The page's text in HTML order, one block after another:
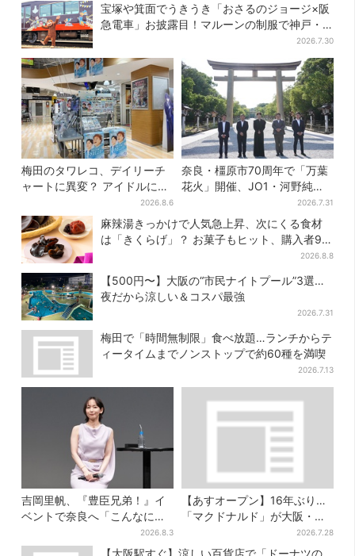
宝塚や箕面でうきうき「おさるのジョージ×阪
急電車」お披露目！マルーンの制服で神戸・
2026.7.30
梅田のタワレコ、デイリーチ
ャートに異変？ アイドルに混
じり“マユリカ”が1位に…お笑
いが強すぎる理由とは
2026.8.6
奈良・橿原市70周年で「万葉
花火」開催、JO1・河野純喜
がアンバサダーに…グループ
楽曲ともシンクロ
2026.7.31
麻辣湯きっかけで人気急上昇、次にくる食材
は「きくらげ」？ お菓子もヒット、購入者9割
2026.8.8
【500円〜】大阪の“市民ナイトプール”3選…
夜だから涼しい＆コスパ最強
2026.7.31
梅田で「時間無制限」食べ放題…ランチからテ
ィータイムまでノンストップで約60種を満喫
2026.7.13
吉岡里帆、『豊臣兄弟！』イ
ベントで奈良へ「こんなに楽
しんでもらえてうれしい」2026.8.3
【あすオープン】16年ぶり…
「マクドナルド」が大阪・本
町に帰ってくる！駅から徒歩1
分＆23時まで
2026.7.28